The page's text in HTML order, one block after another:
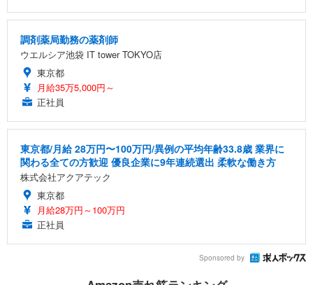
調剤薬局勤務の薬剤師
ウエルシア池袋 IT tower TOKYO店
東京都
月給35万5,000円～
正社員
東京都/月給 28万円〜100万円/異例の平均年齢33.8歳 業界に
関わる全ての方歓迎 優良企業に9年連続選出 柔軟な働き方
株式会社アクアテック
東京都
月給28万円～100万円
正社員
Sponsored by